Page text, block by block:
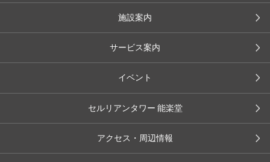
施設案内
サービス案内
イベント
セルリアンタワー 能楽堂
アクセス・周辺情報